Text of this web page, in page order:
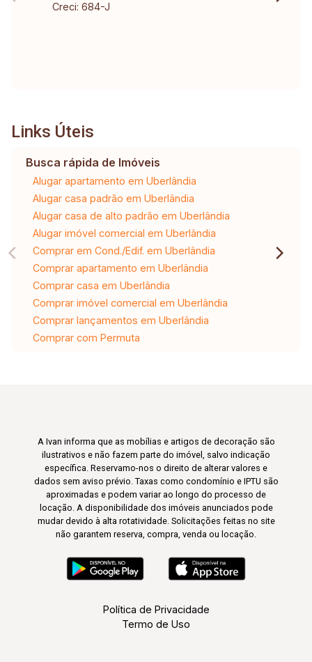
Creci: 684-J
Links Úteis
Busca rápida de Imóveis
Alugar apartamento em Uberlândia
Alugar casa padrão em Uberlândia
Alugar casa de alto padrão em Uberlândia
Alugar imóvel comercial em Uberlândia
Comprar em Cond./Edif. em Uberlândia
Comprar apartamento em Uberlândia
Comprar casa em Uberlândia
Comprar imóvel comercial em Uberlândia
Comprar lançamentos em Uberlândia
Comprar com Permuta
A Ivan informa que as mobílias e artigos de decoração são
ilustrativos e não fazem parte do imóvel, salvo indicação
específica. Reservamo-nos o direito de alterar valores e
dados sem aviso prévio. Taxas como condomínio e IPTU são
aproximadas e podem variar ao longo do processo de
locação. A disponibilidade dos imóveis anunciados pode
mudar devido à alta rotatividade. Solicitações feitas no site
não garantem reserva, compra, venda ou locação.
Política de Privacidade
Termo de Uso